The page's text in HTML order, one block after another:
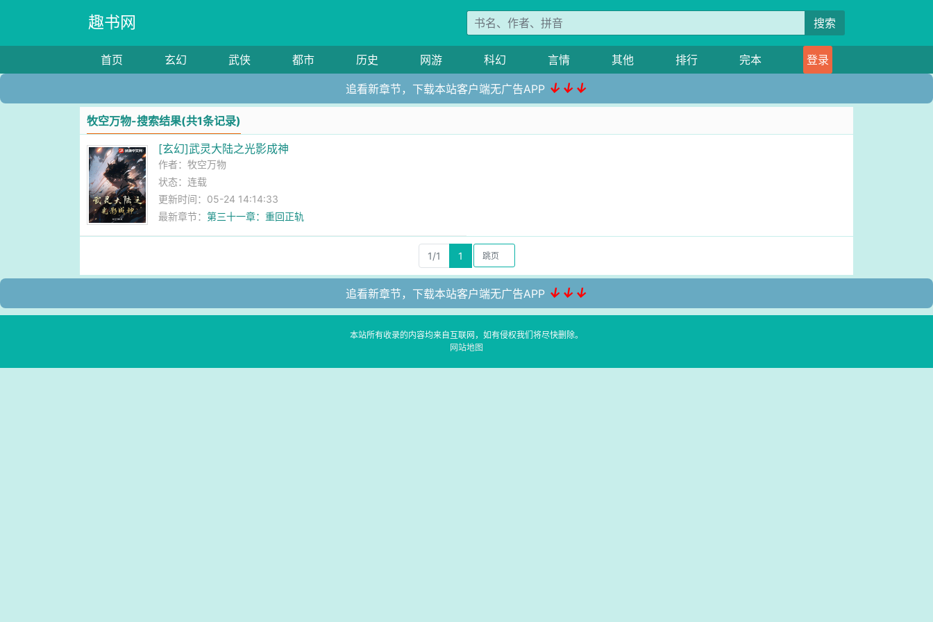
趣书网 搜索
首页 玄幻 武侠 都市 历史 网游 科幻 言情 其他 排行 完本 登录
追看新章节，下载本站客户端无广告APP ↓↓↓
牧空万物-搜索结果(共1条记录)
[玄幻]武灵大陆之光影成神
作者：牧空万物
状态：连载
更新时间：05-24 14:14:33
最新章节：第三十一章：重回正轨
1/1 1
追看新章节，下载本站客户端无广告APP ↓↓↓
本站所有收录的内容均来自互联网，如有侵权我们将尽快删除。
网站地图